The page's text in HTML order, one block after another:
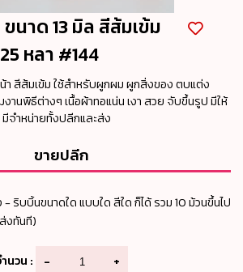
นาด 13 มิล สีส้มเข้ม
หลา #144
า สีส้มเข้ม ใช้สำหรับผูกผม ผูกสิ่งของ ตบแต่ง
านพิธีต่างๆ เนื้อผ้าทอแน่น เงา สวย จับขึ้นรูป มีให้
จำหน่ายทั้งปลีกและส่ง
ขายปลีก
- ริบบิ้นขนาดใด แบบใด สีใด ก็ได้ รวม 10 ม้วนขึ้นไป
งทันที)
นวน : - +